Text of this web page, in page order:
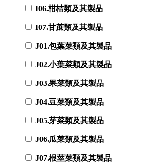
I06.柑桔類及其製品
I07.甘蔗類及其製品
J01.包葉菜類及其製品
J02.小葉菜類及其製品
J03.果菜類及其製品
J04.豆菜類及其製品
J05.芽菜類及其製品
J06.瓜菜類及其製品
J07.根莖菜類及其製品